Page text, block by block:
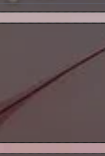
Отправной Прыжок